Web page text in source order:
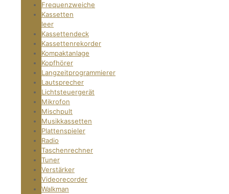
Frequenzweiche
Kassetten
leer
Kassettendeck
Kassettenrekorder
Kompaktanlage
Kopfhörer
Langzeitprogrammierer
Lautsprecher
Lichtsteuergerät
Mikrofon
Mischpult
Musikkassetten
Plattenspieler
Radio
Taschenrechner
Tuner
Verstärker
Videorecorder
Walkman